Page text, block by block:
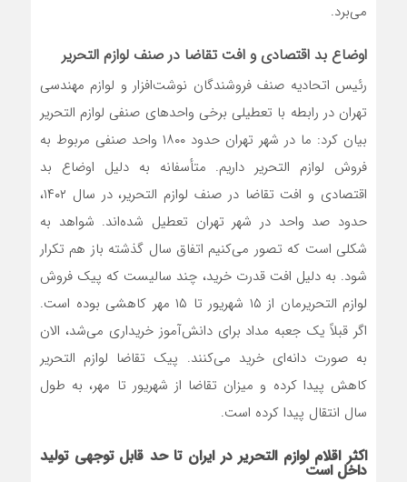
می‌برد.
اوضاع بد اقتصادی و افت تقاضا در صنف لوازم التحریر
رئیس اتحادیه صنف فروشندگان نوشت‌افزار و لوازم مهندسی
تهران در رابطه با تعطیلی برخی واحد‌های صنفی لوازم التحریر
بیان کرد: ما در شهر تهران حدود ۱۸۰۰ واحد صنفی مربوط به
فروش لوازم التحریر داریم. متأسفانه به دلیل اوضاع بد
اقتصادی و افت تقاضا در صنف لوازم التحریر، در سال ۱۴۰۲،
حدود صد واحد در شهر تهران تعطیل شده‌اند. شواهد به
شکلی است که تصور می‌کنیم اتفاق سال گذشته باز هم تکرار
شود. به دلیل افت قدرت خرید، چند سالیست که پیک فروش
لوازم التحریرمان از ۱۵ شهریور تا ۱۵ مهر کاهشی بوده است.
اگر قبلاً یک جعبه مداد برای دانش‌آموز خریداری می‌شد، الان
به صورت دانه‌ای خرید می‌کنند. پیک تقاضا لوازم التحریر
کاهش پیدا کرده و میزان تقاضا از شهریور تا مهر، به طول
سال انتقال پیدا کرده است.
اکثر اقلام لوازم التحریر در ایران تا حد قابل توجهی تولید
داخل است